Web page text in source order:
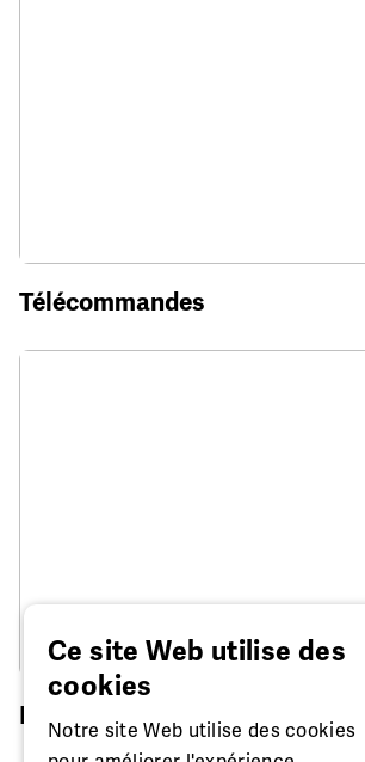
Télécommandes
Réparation de montre
Ce site Web utilise des
cookies
Notre site Web utilise des cookies